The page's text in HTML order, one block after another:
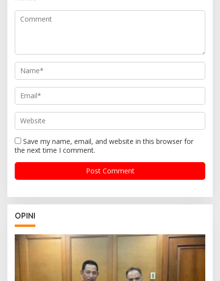
Save my name, email, and website in this browser for
the next time I comment.
OPINI